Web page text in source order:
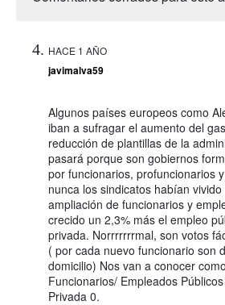
HACE 1 AÑO
javimalva59
Algunos países europeos como
iban a sufragar el aumento del
reducción de plantillas de la
pasará porque son gobiernos
por funcionarios, profuncionarios
nunca los sindicatos habían
ampliación de funcionarios y
crecido un 2,3% más el empleo
privada. Norrrrrrrmal, son votos
( por cada nuevo funcionario son
domicilio) Nos van a conocer
Funcionarios/ Empleados
Privada 0.